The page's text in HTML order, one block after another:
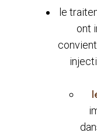
le
ont